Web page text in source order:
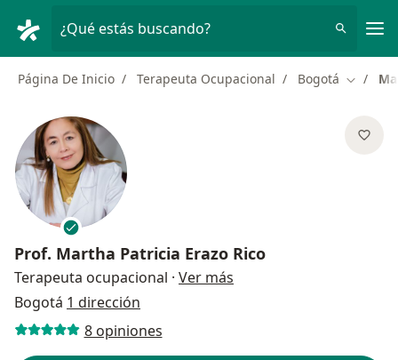
¿Qué estás buscando?
Página De Inicio Terapeuta Ocupacional Bogotá
Prof. Martha Patricia Erazo Rico
Terapeuta ocupacional · Ver más
Bogotá 1 dirección
8 opiniones